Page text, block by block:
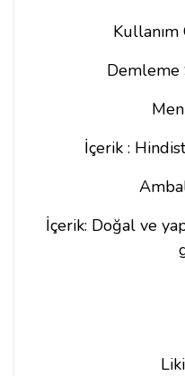
Kullanım
Demleme
İçerik :
İçerik: Doğal ve